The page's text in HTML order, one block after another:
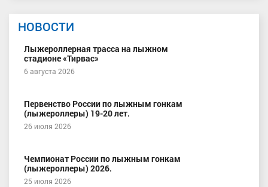
НОВОСТИ
Лыжероллерная трасса на лыжном
стадионе «Тирвас»
6 августа 2026
Первенство России по лыжным гонкам
(лыжероллеры) 19-20 лет.
26 июля 2026
Чемпионат России по лыжным гонкам
(лыжероллеры) 2026.
25 июля 2026